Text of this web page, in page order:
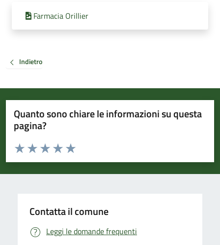
Farmacia Orillier
Indietro
Quanto sono chiare le informazioni su questa
pagina?
Valuta da 1 a 5 stelle la pagina
Valuta 5 stelle su 5
Valuta 4 stelle su 5
Valuta 3 stelle su 5
Valuta 2 stelle su 5
Valuta 1 stelle su 5
Contatta il comune
Leggi le domande frequenti